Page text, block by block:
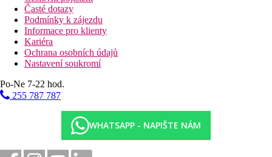
All Inclusive:
Snídaně formou bufetu
Oběd a večeře formou bufetu nebo menu
Odpolední čaj
Neomezená konzumace rozlévaných nealkoholických
nápojů a místních i vybraných importovaných
alkoholických nápojů
Zvláštnosti
Diskotéka v hotelu.
http://www.tamassaresort.com
Časté dotazy
Podmínky k zájezdu
Informace pro klienty
Kariéra
Ochrana osobních údajů
Nastavení soukromí
Po-Ne 7-22 hod.
255 787 787
WHATSAPP - NAPIŠTE NÁM